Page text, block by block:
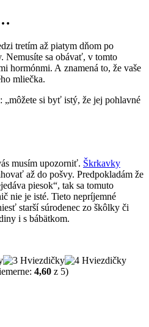
tretím až piatym dňom po
Nemusíte sa obávať, v tomto
hormónmi. A znamená to, že vaše
mliečka.
„môžete si byť istý, že jej pohlavné
musím upozorniť. Škrkavky
až do pošvy. Predpokladám že
piesok“, tak sa tomuto
nie je isté. Tieto nepríjemné
starší súrodenec zo škôlky či
i s bábätkom.
4,60 z 5)